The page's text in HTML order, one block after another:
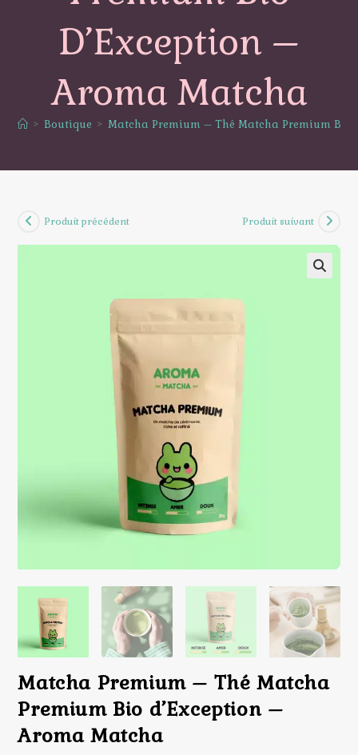
D’Exception –
Aroma Matcha
> Boutique > Matcha Premium – Thé Matcha Premium Bio
Produit précédent Produit suivant
Matcha Premium – Thé Matcha
Premium Bio d’Exception –
Aroma Matcha